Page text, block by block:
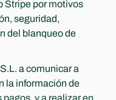
Stripe por motivos
seguridad,
del blanqueo de
a comunicar a
la información de
y a realizar en